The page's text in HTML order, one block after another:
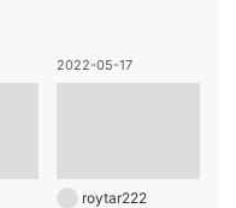
2022-05-17
roytar222